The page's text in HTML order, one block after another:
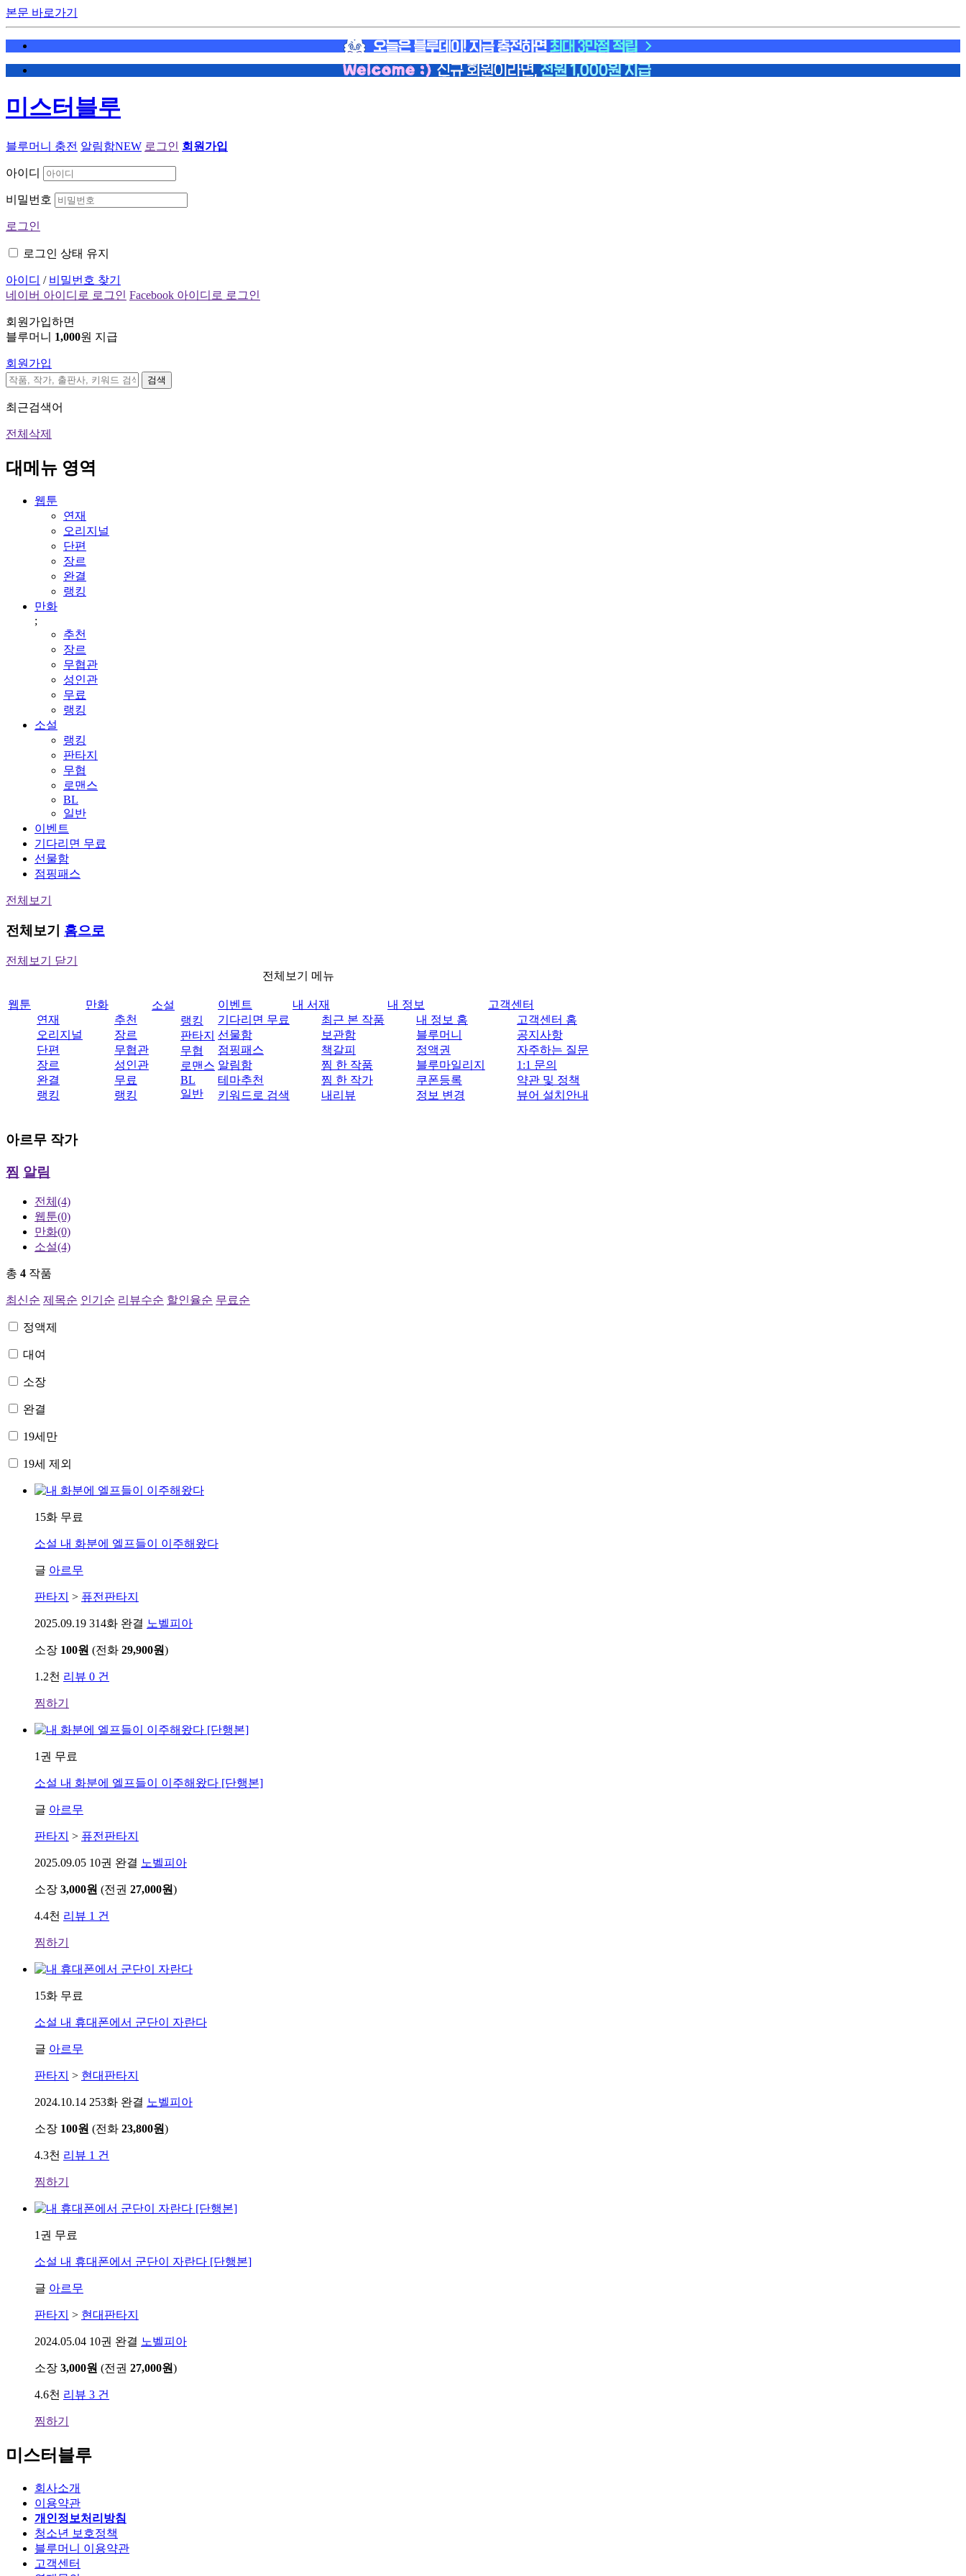
본문 바로가기
미스터블루
블루머니 충전 알림함NEW 로그인 회원가입
아이디
비밀번호
로그인
로그인 상태 유지
아이디 / 비밀번호 찾기
네이버 아이디로 로그인 Facebook 아이디로 로그인
회원가입하면
블루머니 1,000원 지급
회원가입
검색
최근검색어
전체삭제
대메뉴 영역
웹툰
연재
오리지널
단편
장르
완결
랭킹
만화
;
추천
장르
무협관
성인관
무료
랭킹
소설
랭킹
판타지
무협
로맨스
BL
일반
이벤트
기다리면 무료
선물함
점핑패스
전체보기
전체보기 홈으로
전체보기 닫기
전체보기 메뉴
웹툰
연재
오리지널
단편
장르
완결
랭킹
만화
추천
장르
무협관
성인관
무료
랭킹
소설
랭킹
판타지
무협
로맨스
BL
일반
이벤트
기다리면 무료
선물함
점핑패스
알림함
테마추천
키워드로 검색
내 서재
최근 본 작품
보관함
책갈피
찜 한 작품
찜 한 작가
내리뷰
내 정보
내 정보 홈
블루머니
정액권
블루마일리지
쿠폰등록
정보 변경
고객센터
고객센터 홈
공지사항
자주하는 질문
1:1 문의
약관 및 정책
뷰어 설치안내
아르무 작가
찜 알림
전체 (4)
웹툰(0)
만화(0)
소설(4)
총 4 작품
최신순 제목순 인기순 리뷰수순 할인율순 무료순
정액제
대여
소장
완결
19세만
19세 제외
15화 무료
소설 내 화분에 엘프들이 이주해왔다
글 아르무
판타지 > 퓨전판타지
2025.09.19 314화 완결 노벨피아
소장 100원 (전화 29,900원)
1.2천 리뷰 0 건
찜하기
1권 무료
소설 내 화분에 엘프들이 이주해왔다 [단행본]
글 아르무
판타지 > 퓨전판타지
2025.09.05 10권 완결 노벨피아
소장 3,000원 (전권 27,000원)
4.4천 리뷰 1 건
찜하기
15화 무료
소설 내 휴대폰에서 군단이 자란다
글 아르무
판타지 > 현대판타지
2024.10.14 253화 완결 노벨피아
소장 100원 (전화 23,800원)
4.3천 리뷰 1 건
찜하기
1권 무료
소설 내 휴대폰에서 군단이 자란다 [단행본]
글 아르무
판타지 > 현대판타지
2024.05.04 10권 완결 노벨피아
소장 3,000원 (전권 27,000원)
4.6천 리뷰 3 건
찜하기
미스터블루
회사소개
이용약관
개인정보처리방침
청소년 보호정책
블루머니 이용약관
고객센터